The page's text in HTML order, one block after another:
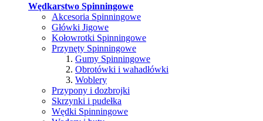
Wędkarstwo Spinningowe
Akcesoria Spinningowe
Główki Jigowe
Kołowrotki Spinningowe
Przynęty Spinningowe
Gumy Spinningowe
Obrotówki i wahadłówki
Woblery
Przypony i dozbrojki
Skrzynki i pudełka
Wędki Spinningowe